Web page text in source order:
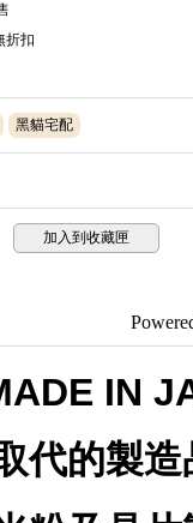
折扣
黑貓宅配
加入到收藏匣
IN
代的製造